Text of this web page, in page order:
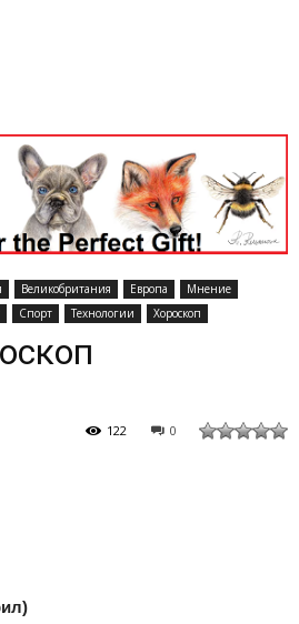
Великобритания Европа
Мнение
Спорт Технологии Хороскоп
0
122